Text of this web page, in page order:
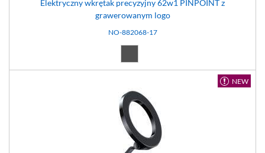
Elektryczny wkrętak precyzyjny 62w1 PINPOINT z
grawerowanym logo
NO-882068-17
NEW